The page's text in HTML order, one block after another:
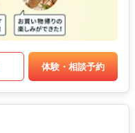
体験・相談予約